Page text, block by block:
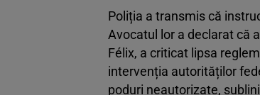
Poliția a transmis că
Avocatul lor a declarat că
Félix, a criticat lipsa
intervenția autorităților
poduri neautorizate,